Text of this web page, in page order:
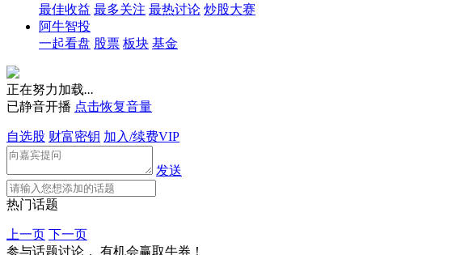
最佳收益 最多关注 最热讨论 炒股大赛
阿牛智投
一起看盘 股票 板块 基金
正在努力加载...
已静音开播 点击恢复音量
自选股 财富密钥 加入/续费VIP
发送
热门话题
上一页 下一页
参与话题讨论， 有机会赢取牛券！